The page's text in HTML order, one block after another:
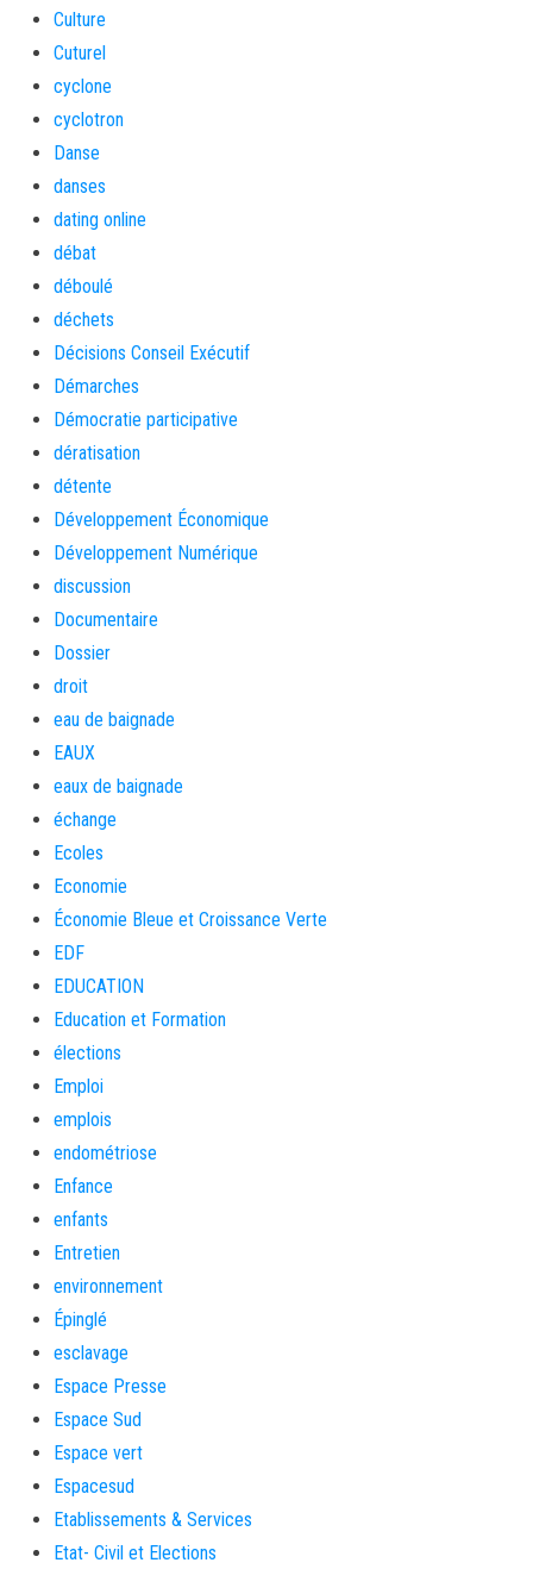
Culture
Cuturel
cyclone
cyclotron
Danse
danses
dating online
débat
déboulé
déchets
Décisions Conseil Exécutif
Démarches
Démocratie participative
dératisation
détente
Développement Économique
Développement Numérique
discussion
Documentaire
Dossier
droit
eau de baignade
EAUX
eaux de baignade
échange
Ecoles
Economie
Économie Bleue et Croissance Verte
EDF
EDUCATION
Education et Formation
élections
Emploi
emplois
endométriose
Enfance
enfants
Entretien
environnement
Épinglé
esclavage
Espace Presse
Espace Sud
Espace vert
Espacesud
Etablissements & Services
Etat- Civil et Elections